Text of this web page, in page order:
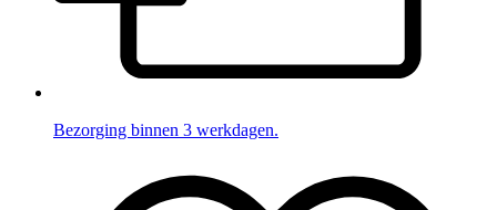
Bezorging binnen 3 werkdagen.